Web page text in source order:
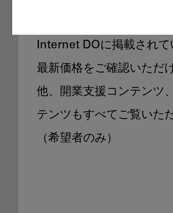
Internet DOに掲載されて
最新価格をご確認いただ
他、開業支援コンテンツ
テンツもすべてご覧いた
（希望者のみ）